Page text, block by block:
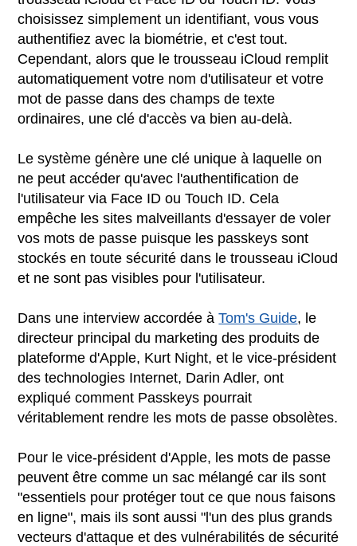
choisissez simplement un identifiant, vous vous
authentifiez avec la biométrie, et c'est tout.
Cependant, alors que le trousseau iCloud remplit
automatiquement votre nom d'utilisateur et votre
mot de passe dans des champs de texte
ordinaires, une clé d'accès va bien au-delà.
Le système génère une clé unique à laquelle on
ne peut accéder qu'avec l'authentification de
l'utilisateur via Face ID ou Touch ID. Cela
empêche les sites malveillants d'essayer de voler
vos mots de passe puisque les passkeys sont
stockés en toute sécurité dans le trousseau iCloud
et ne sont pas visibles pour l'utilisateur.
Dans une interview accordée àTom's Guide, le
directeur principal du marketing des produits de
plateforme d'Apple, Kurt Night, et le vice-président
des technologies Internet, Darin Adler, ont
expliqué comment Passkeys pourrait
véritablement rendre les mots de passe obsolètes.
Pour le vice-président d'Apple, les mots de passe
peuvent être comme un sac mélangé car ils sont
"essentiels pour protéger tout ce que nous faisons
en ligne", mais ils sont aussi "l'un des plus grands
vecteurs d'attaque et des vulnérabilités de sécurité